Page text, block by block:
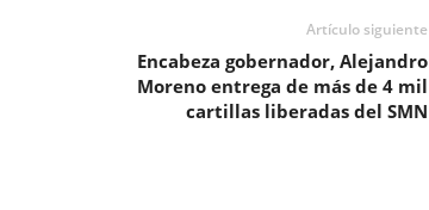
Artículo siguiente
Encabeza gobernador, Alejandro
Moreno entrega de más de 4 mil
cartillas liberadas del SMN